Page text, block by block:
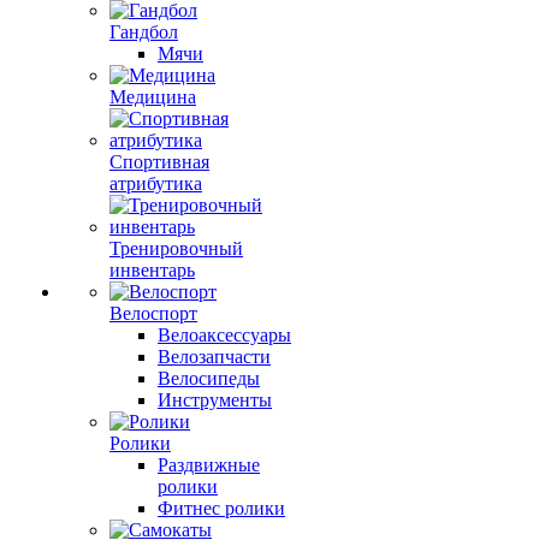
Гандбол
Мячи
Медицина
Спортивная
атрибутика
Тренировочный
инвентарь
Велоспорт
Велоаксессуары
Велозапчасти
Велосипеды
Инструменты
Ролики
Раздвижные
ролики
Фитнес ролики